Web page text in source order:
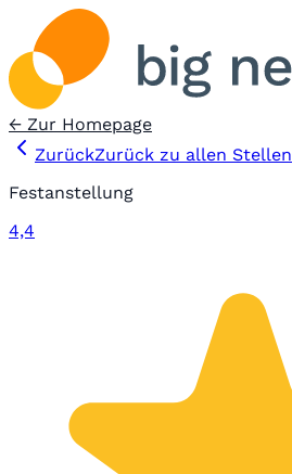
← Zur Homepage
ZurückZurück zu allen Stellen
Festanstellung
4,4